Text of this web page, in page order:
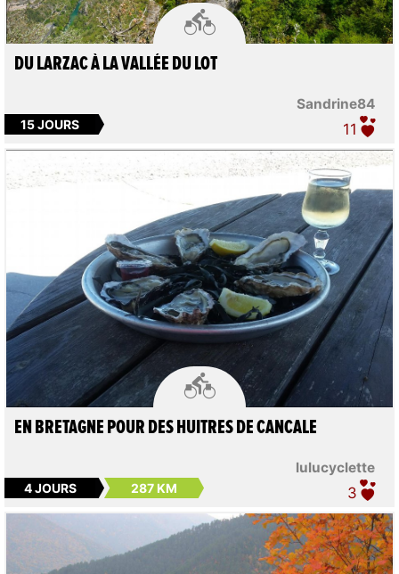

Sandrine84
DU LARZAC À LA VALLÉE DU LOT
15 JOURS 11

lulucyclette
EN BRETAGNE POUR DES HUITRES DE CANCALE
4 JOURS 287 KM 3